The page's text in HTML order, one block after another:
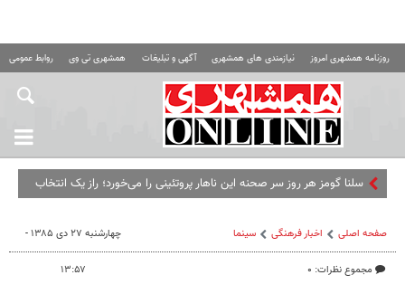
روزنامه همشهری امروز نیازمندی های همشهری آگهی و تبلیغات همشهری تی وی روابط عمومی
سلنا گومز هر روز سر صحنه این ناهار پروتئینی را می‌خورد؛ راز یک انتخاب
صفحه اصلی اخبار فرهنگی سینما
مجموع نظرات: ۰
چهارشنبه ۲۷ دی ۱۳۸۵ -
۱۳:۵۷